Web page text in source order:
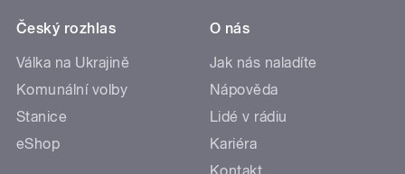
Český rozhlas
Válka na Ukrajině
Komunální volby
Stanice
eShop
O nás
Jak nás naladíte
Nápověda
Lidé v rádiu
Kariéra